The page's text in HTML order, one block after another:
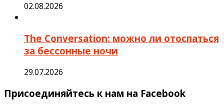
02.08.2026
The Conversation: можно ли отоспаться
за бессонные ночи
29.07.2026
Присоединяйтесь к нам на Facebook